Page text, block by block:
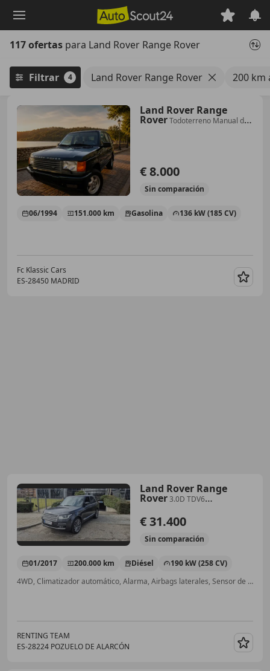
principal
117 ofertas para Land Rover Range Rover
Filtrar 4 Land Rover Range Rover 200 km
Land Rover Range
RoverTodoterreno Manual de
€ 8.000
Sin comparación
06/1994 151.000 km Gasolina 136 kW (185 CV)
Fc Klassic Cars
ES-28450 MADRID
Land Rover Range
Rover3.0D TDV6
€ 31.400
Sin comparación
01/2017 200.000 km Diésel
190 kW (258 CV)
4WD, Climatizador automático, Alarma, Airbags laterales, Sensor de lluvia, ABS, Control de tracción, Isofix
RENTING TEAM
ES-28224 POZUELO DE ALARCÓN